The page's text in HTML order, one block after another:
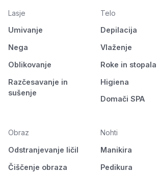
Lasje
Umivanje
Nega
Oblikovanje
Razčesavanje in
sušenje
Telo
Depilacija
Vlaženje
Roke in stopala
Higiena
Domači SPA
Obraz
Odstranjevanje ličil
Čiščenje obraza
Nohti
Manikira
Pedikura